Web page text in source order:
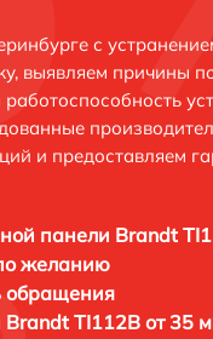
с
выявляем причины
и предоставляем
панели Brandt
желанию
обращения
TI112B от 35